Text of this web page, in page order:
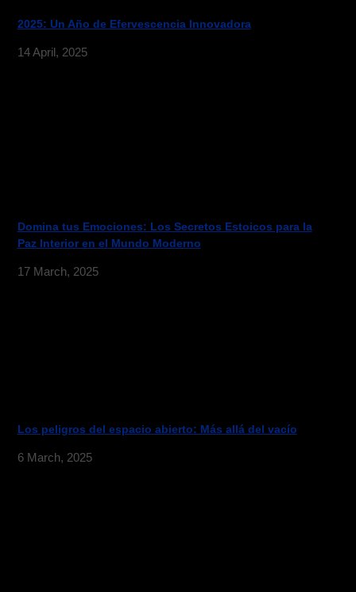
2025: Un Año de Efervescencia Innovadora
14 April, 2025
Domina tus Emociones: Los Secretos Estoicos para la
Paz Interior en el Mundo Moderno
17 March, 2025
Los peligros del espacio abierto: Más allá del vacío
6 March, 2025